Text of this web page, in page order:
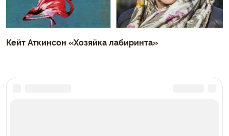
Кейт Аткинсон «Хозяйка лабиринта»